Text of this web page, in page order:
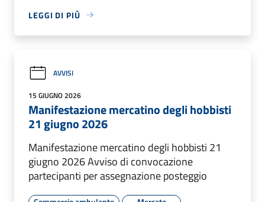
LEGGI DI PIÙ
AVVISI
15 GIUGNO 2026
Manifestazione mercatino degli hobbisti
21 giugno 2026
Manifestazione mercatino degli hobbisti 21
giugno 2026 Avviso di convocazione
partecipanti per assegnazione posteggio